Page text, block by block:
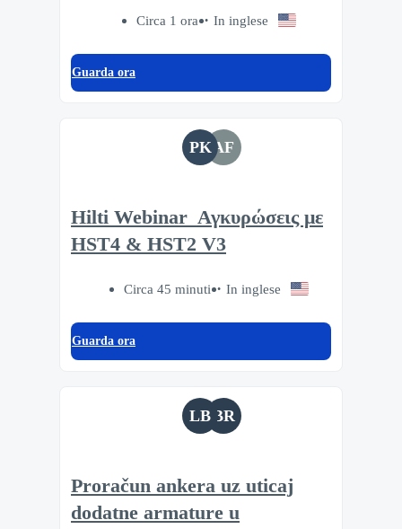
Circa 1 ora In inglese
Guarda ora
PK AF
Hilti Webinar_Αγκυρώσεις με
HST4 & HST2 V3
Circa 45 minuti In inglese
Guarda ora
LB BR
Proračun ankera uz uticaj
dodatne armature u